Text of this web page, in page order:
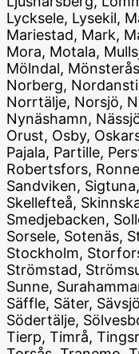
Lycksele, Lysekil,
Mariestad, Mark,
Mora, Motala,
Mölndal,
Norberg,
Norrtälje, Norsjö,
Nynäshamn,
Orust, Osby,
Pajala, Partille,
Robertsfors,
Sandviken,
Skellefteå,
Smedjebacken,
Sorsele, Sotenäs,
Stockholm,
Strömstad,
Sunne,
Säffle, Säter,
Södertälje,
Tierp, Timrå,